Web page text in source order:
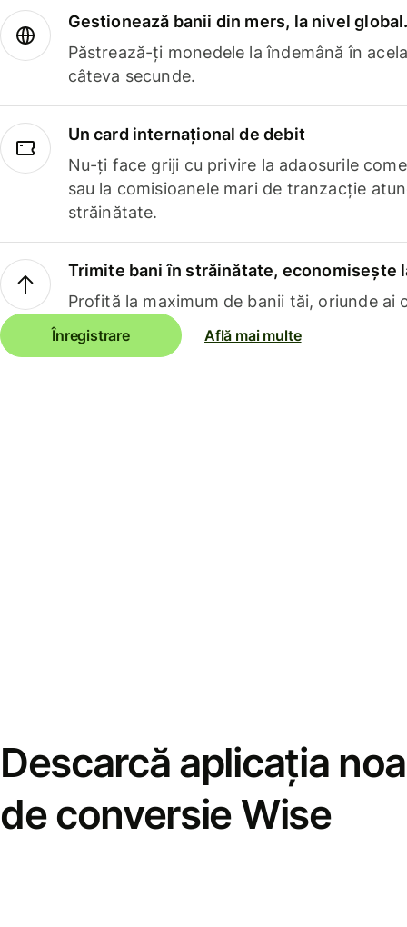
Gestionează banii din mers, la nivel
Păstrează-ți monedele la îndemână în
câteva secunde.
Un card internațional de debit
Nu-ți face griji cu privire la adaosurile
sau la comisioanele mari de tranzacție
străinătate.
Trimite bani în străinătate, economisește
Profită la maximum de banii tăi, oriunde ai
Înregistrare Află mai multe
Descarcă aplicația
de conversie Wise